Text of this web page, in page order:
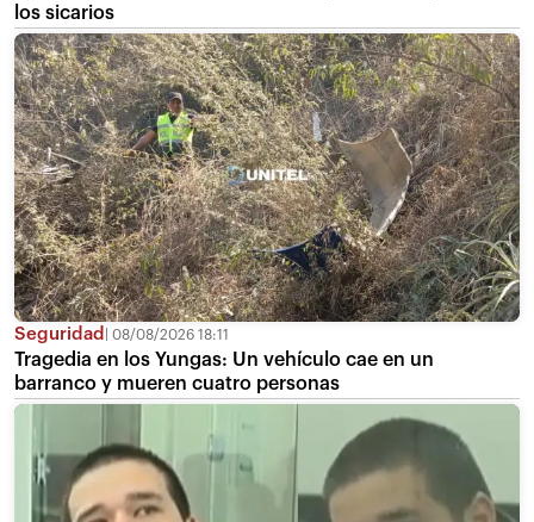
los sicarios
Seguridad 08/08/2026 18:11
Tragedia en los Yungas: Un vehículo cae en un
barranco y mueren cuatro personas